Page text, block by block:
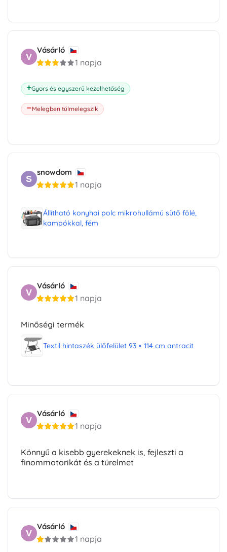
V
Vásárló
1 napja
Gyors és egyszerű kezelhetőség
Melegben túlmelegszik
S
snowdom
1 napja
Állítható konyhai polc mikrohullámú sütő fölé,
kampókkal, fém
V
Vásárló
1 napja
Minőségi termék
Textil hintaszék ülőfelület 93 × 114 cm antracit
V
Vásárló
1 napja
Könnyű a kisebb gyerekeknek is, fejleszti a
finommotorikát és a türelmet
V
Vásárló
1 napja